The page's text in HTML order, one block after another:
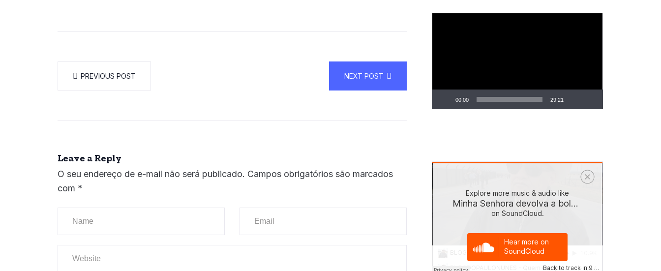
PREVIOUS POST NEXT POST
Leave a Reply
O seu endereço de e-mail não será publicado. Campos obrigatórios são marcados
com *
00:00 29:21